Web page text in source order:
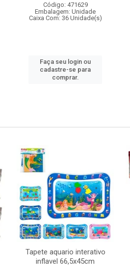
Código: 471629
Embalagem: Unidade
Caixa Com: 36 Unidade(s)
Faça seu login ou
cadastre-se para
comprar.
Tapete aquario interativo
inflavel 66,5x45cm